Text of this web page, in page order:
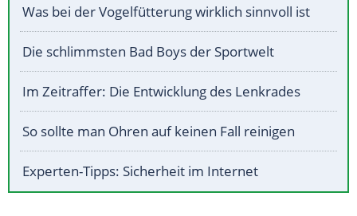
Was bei der Vogelfütterung wirklich sinnvoll ist
Die schlimmsten Bad Boys der Sportwelt
Im Zeitraffer: Die Entwicklung des Lenkrades
So sollte man Ohren auf keinen Fall reinigen
Experten-Tipps: Sicherheit im Internet